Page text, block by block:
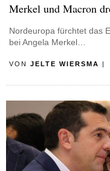
Merkel und Macron
Nordeuropa fürchtet das
bei Angela Merkel…
VON JELTE WIERSMA